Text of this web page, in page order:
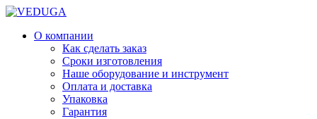
О компании
Как сделать заказ
Сроки изготовления
Наше оборудование и инструмент
Оплата и доставка
Упаковка
Гарантия